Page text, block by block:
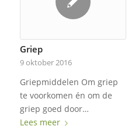
Griep
9 oktober 2016
Griepmiddelen Om griep
te voorkomen én om de
griep goed door…
Lees meer